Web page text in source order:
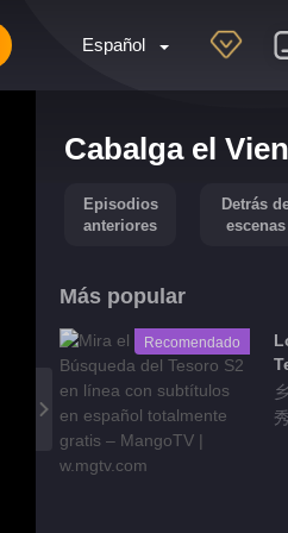
Español
Cabalga el
Episodios
anteriores
Detrás
escenas
Más popular
Recomendado
秀